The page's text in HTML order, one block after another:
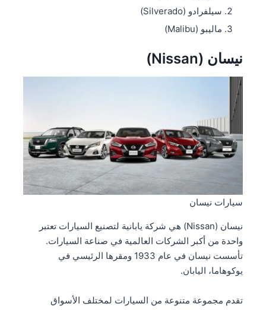
سيلفرادو (Silverado)
ماليبو (Malibu)
نيسان (Nissan)
سيارات نيسان
نيسان (Nissan) هي شركة يابانية لتصنيع السيارات تعتبر
واحدة من أكبر الشركات العالمية في صناعة السيارات.
تأسست نيسان في عام 1933 ومقرها الرئيسي في
يوكوهاما، اليابان.
تقدم مجموعة متنوعة من السيارات لمختلف الأسواق